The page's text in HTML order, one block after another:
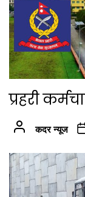
प्रहरी
कदर न्यूज